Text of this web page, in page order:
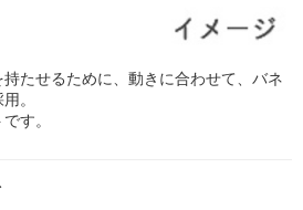
たせるために、動きに合わせて、バネ
。
す。